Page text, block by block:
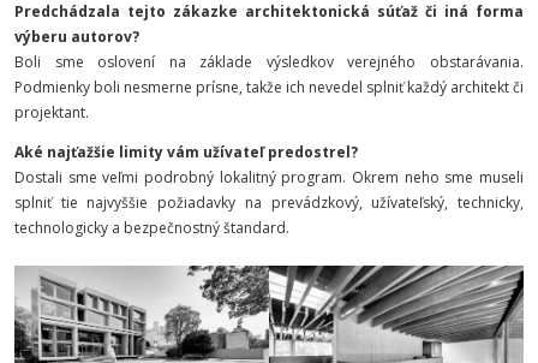
Predchádzala tejto zákazke architektonická súťaž či iná forma
výberu autorov?
Boli sme oslovení na základe výsledkov verejného obstarávania.
Podmienky boli nesmerne prísne, takže ich nevedel splniť každý architekt či
projektant.
Aké najťažšie limity vám užívateľ predostrel?
Dostali sme veľmi podrobný lokalitný program. Okrem neho sme museli
splniť tie najvyššie požiadavky na prevádzkový, užívateľský, technicky,
technologicky a bezpečnostný štandard.